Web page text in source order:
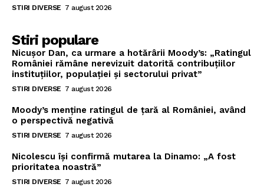
STIRI DIVERSE 7 august 2026
Stiri populare
Nicușor Dan, ca urmare a hotărârii Moody’s: „Ratingul
României rămâne nerevizuit datorită contribuțiilor
instituțiilor, populației și sectorului privat”
STIRI DIVERSE 7 august 2026
Moody’s menține ratingul de țară al României, având
o perspectivă negativă
STIRI DIVERSE 7 august 2026
Nicolescu își confirmă mutarea la Dinamo: „A fost
prioritatea noastră”
STIRI DIVERSE 7 august 2026